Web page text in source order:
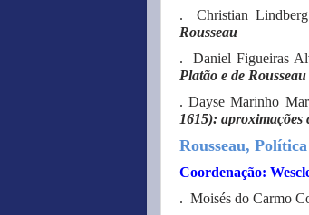
. Christian
Rousseau
. Daniel Figueiras
Platão e de Rousseau
. Dayse Marinho
1615): aproximações
Rousseau,
Coordenação:
. Moisés do Carmo